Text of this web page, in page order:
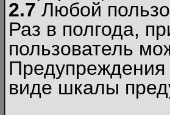
2.7 Любой
Раз в полгода,
пользователь
виде шкалы